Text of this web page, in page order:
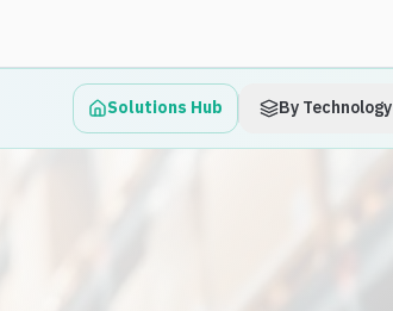
Solutions Hub By Technology